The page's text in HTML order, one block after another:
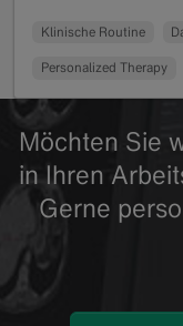
Klinische Routine
Personalized Therapy
Möchten Sie
in Ihren
Gerne